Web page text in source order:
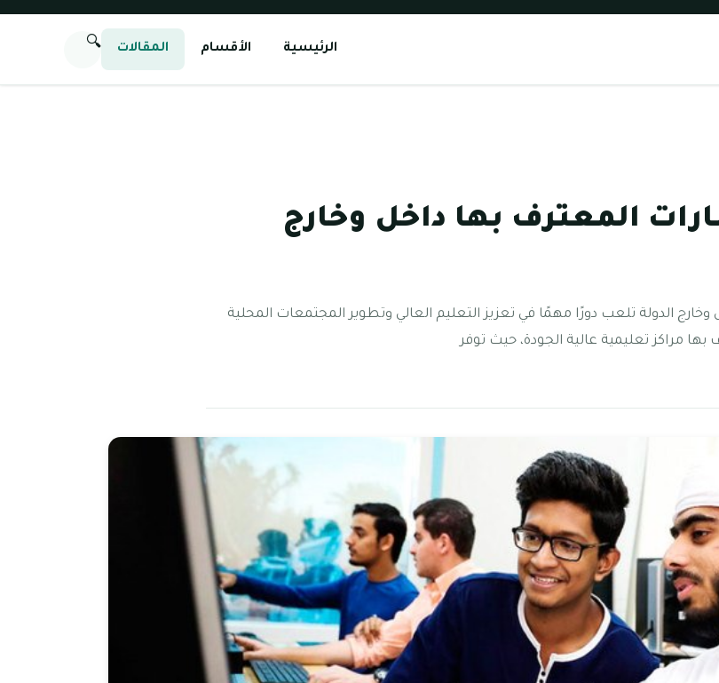
الرئيسية الأقسام المقالات 🔍
المعترف بها داخل وخارج
وخارج الدولة تلعب دورًا مهمًا في تعزيز التعليم العالي وتطوير المجتمعات المحلية
بها مراكز تعليمية عالية الجودة، حيث توفر